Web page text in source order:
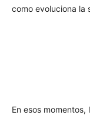
como evoluciona la
En esos